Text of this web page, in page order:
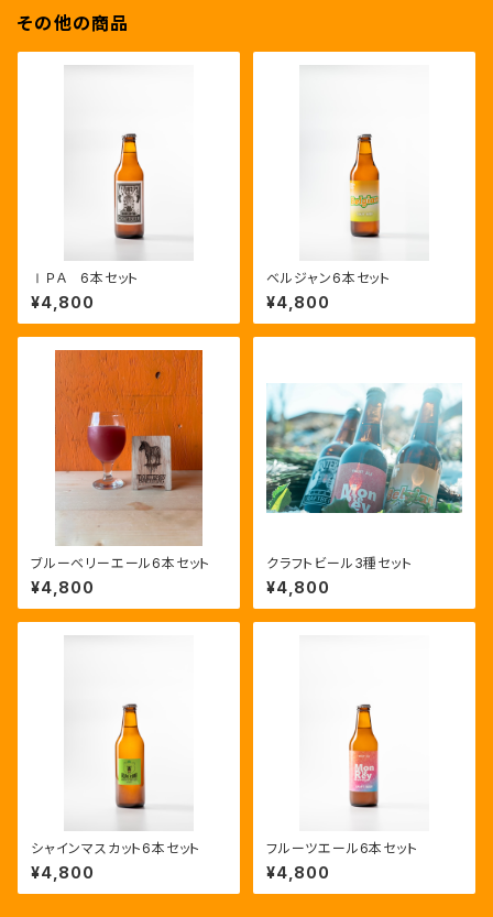
その他の商品
ⅠＰＡ 6本セット
¥4,800
ベルジャン6本セット
¥4,800
ブルーベリーエール6本セット
¥4,800
クラフトビール3種セット
¥4,800
シャインマスカット6本セット
¥4,800
フルーツエール6本セット
¥4,800